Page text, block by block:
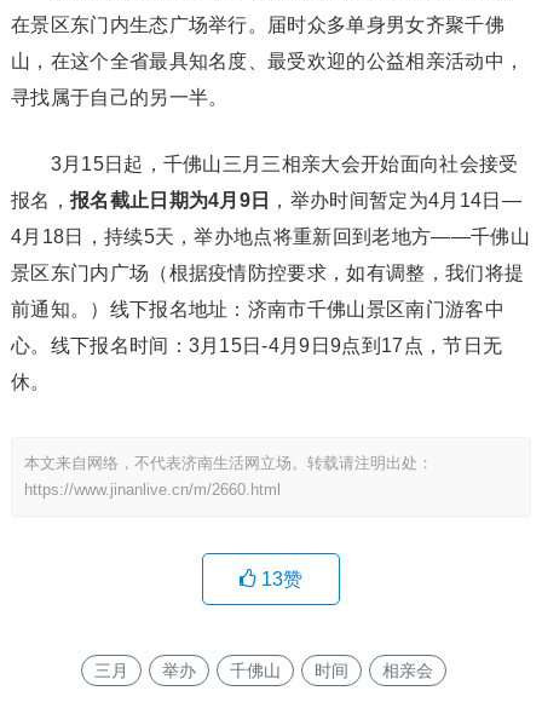
在景区东门内生态广场举行。届时众多单身男女齐聚千佛
山，在这个全省最具知名度、最受欢迎的公益相亲活动中，
寻找属于自己的另一半。
3月15日起，千佛山三月三相亲大会开始面向社会接受
报名， 报名截止日期为4月9日
，举办时间暂定为4月14日—
4月18日，持续5天，举办地点将重新回到老地方——千佛山
景区东门内广场（根据疫情防控要求，如有调整，我们将提
前通知。）线下报名地址：济南市千佛山景区南门游客中
心。线下报名时间：3月15日-4月9日9点到17点，节日无
休。
本文来自网络，不代表济南生活网立场。转载请注明出处：
https://www.jinanlive.cn/m/2660.html
13赞
三月 举办 千佛山 时间 相亲会